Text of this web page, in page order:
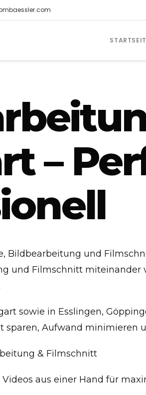
–
Bildbearbeitung und
und Filmschnitt
sowie in Esslingen,
sparen, Aufwand minimieren
& Filmschnitt
aus einer Hand für